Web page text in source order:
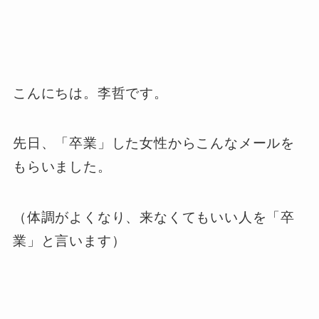
こんにちは。李哲です。
先日、「卒業」した女性からこんなメールを
もらいました。
（体調がよくなり、来なくてもいい人を「卒
業」と言います）